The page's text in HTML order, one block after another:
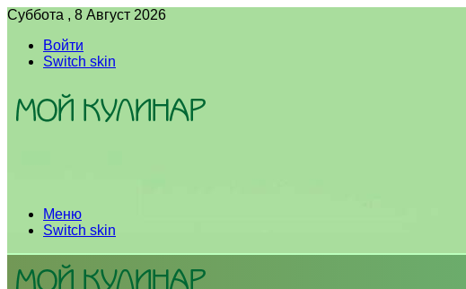
Суббота , 8 Август 2026
Войти
Switch skin
Меню
Switch skin